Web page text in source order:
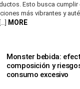
Esto busca cumplir
más vibrantes y
MORE
Monster bebida:
composición y
consumo excesivo